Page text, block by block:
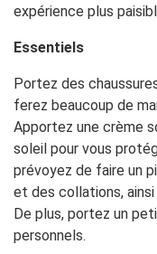
expérience plus
Essentiels
Portez des
ferez beaucoup de
Apportez une crème
soleil pour vous
prévoyez de faire un
et des collations,
De plus, portez un
personnels.